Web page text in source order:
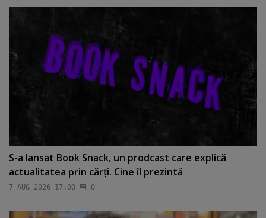
S-a lansat Book Snack, un prodcast care explică
actualitatea prin cărţi. Cine îl prezintă
7 AUG 2026 17:00 0